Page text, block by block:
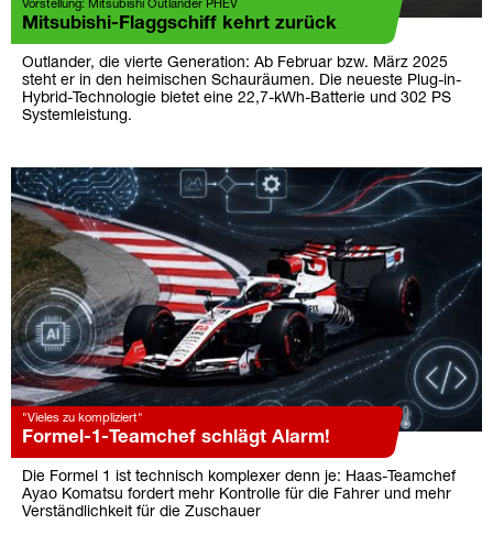
Vorstellung: Mitsubishi Outlander PHEV
Mitsubishi-Flaggschiff kehrt zurück
Outlander, die vierte Generation: Ab Februar bzw. März 2025
steht er in den heimischen Schauräumen. Die neueste Plug-in-
Hybrid-Technologie bietet eine 22,7-kWh-Batterie und 302 PS
Systemleistung.
"Vieles zu kompliziert"
Formel-1-Teamchef schlägt Alarm!
Die Formel 1 ist technisch komplexer denn je: Haas-Teamchef
Ayao Komatsu fordert mehr Kontrolle für die Fahrer und mehr
Verständlichkeit für die Zuschauer